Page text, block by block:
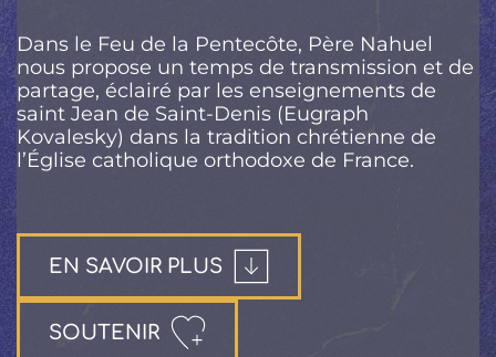
Dans le Feu de la Pentecôte, Père Nahuel
nous propose un temps de transmission et de
partage, éclairé par les enseignements de
saint Jean de Saint-Denis (Eugraph
Kovalesky) dans la tradition chrétienne de
l’Église catholique orthodoxe de France.
EN SAVOIR PLUS
SOUTENIR